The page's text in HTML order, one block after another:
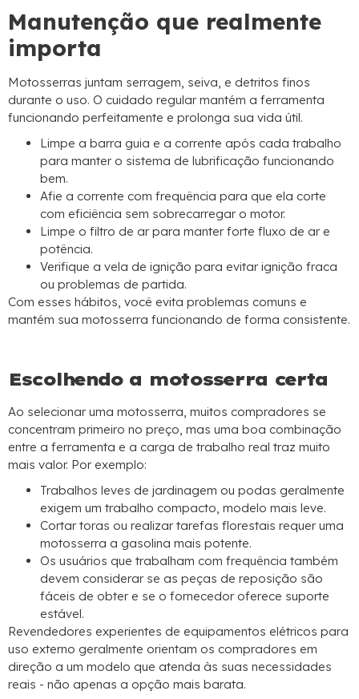
Manutenção que realmente
importa
Motosserras juntam serragem, seiva, e detritos finos
durante o uso. O cuidado regular mantém a ferramenta
funcionando perfeitamente e prolonga sua vida útil.
Limpe a barra guia e a corrente após cada trabalho
para manter o sistema de lubrificação funcionando
bem.
Afie a corrente com frequência para que ela corte
com eficiência sem sobrecarregar o motor.
Limpe o filtro de ar para manter forte fluxo de ar e
potência.
Verifique a vela de ignição para evitar ignição fraca
ou problemas de partida.
Com esses hábitos, você evita problemas comuns e
mantém sua motosserra funcionando de forma consistente.
Escolhendo a motosserra certa
Ao selecionar uma motosserra, muitos compradores se
concentram primeiro no preço, mas uma boa combinação
entre a ferramenta e a carga de trabalho real traz muito
mais valor. Por exemplo:
Trabalhos leves de jardinagem ou podas geralmente
exigem um trabalho compacto, modelo mais leve.
Cortar toras ou realizar tarefas florestais requer uma
motosserra a gasolina mais potente.
Os usuários que trabalham com frequência também
devem considerar se as peças de reposição são
fáceis de obter e se o fornecedor oferece suporte
estável.
Revendedores experientes de equipamentos elétricos para
uso externo geralmente orientam os compradores em
direção a um modelo que atenda às suas necessidades
reais - não apenas a opção mais barata.